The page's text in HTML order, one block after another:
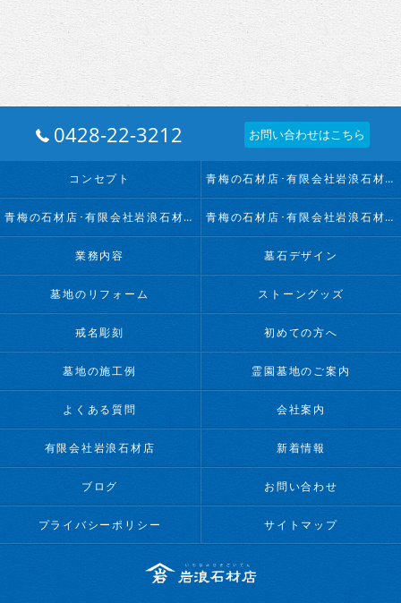
0428-22-3212 お問い合わせはこちら
コンセプト 青梅の石材店･有限会社岩浪石材店の口コミ情報
青梅の石材店･有限会社岩浪石材店の評判 青梅の石材店･有限会社岩浪石材店のお客様の声
業務内容 墓石デザイン
墓地のリフォーム ストーングッズ
戒名彫刻 初めての方へ
墓地の施工例 霊園墓地のご案内
よくある質問 会社案内
有限会社岩浪石材店 新着情報
ブログ お問い合わせ
プライバシーポリシー サイトマップ